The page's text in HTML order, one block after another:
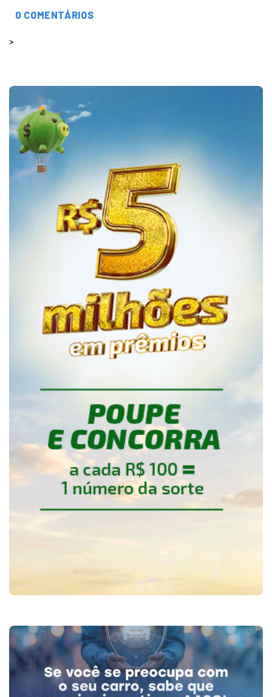
0 COMENTÁRIOS
>